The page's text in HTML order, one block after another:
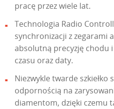
pracę przez wiele lat.
Technologia Radio
synchronizacji z zegarami
absolutną precyzję chodu
czasu oraz daty.
Niezwykle twarde szkiełko
odpornością na
diamentom, dzięki czemu